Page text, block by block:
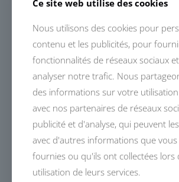
Actualités reliées
Ce site web utilise des cookies
Nous utilisons des cookies pour
contenu et les publicités, pour
fonctionnalités de réseaux sociaux
analyser notre trafic. Nous
des informations sur votre
avec nos partenaires de réseaux
publicité et d'analyse, qui peuvent
avec d'autres informations que vous
fournies ou qu'ils ont collectées lors
utilisation de leurs services.